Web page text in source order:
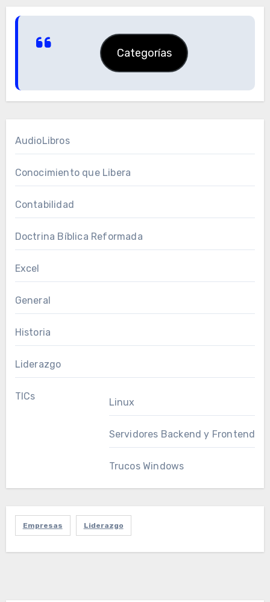
Categorías
AudioLibros
Conocimiento que Libera
Contabilidad
Doctrina Bíblica Reformada
Excel
General
Historia
Liderazgo
TICs
Linux
Servidores Backend y Frontend
Trucos Windows
Empresas Liderazgo